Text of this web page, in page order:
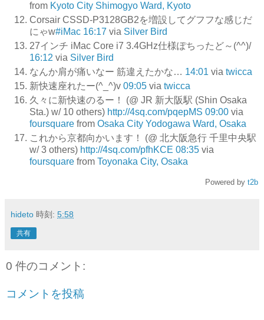
from Kyoto City Shimogyo Ward, Kyoto
Corsair CSSD-P3128GB2を増設してグフフな感じだ
にゃw#iMac 16:17 via Silver Bird
27インチ iMac Core i7 3.4GHz仕様ぽちったど～(^^)/
16:12 via Silver Bird
なんか肩が痛いなー 筋違えたかな… 14:01 via twicca
新快速座れたー(^_^)v 09:05 via twicca
久々に新快速のるー！ (@ JR 新大阪駅 (Shin Osaka
Sta.) w/ 10 others) http://4sq.com/pqepMS 09:00 via
foursquare from Osaka City Yodogawa Ward, Osaka
これから京都向かいます！ (@ 北大阪急行 千里中央駅
w/ 3 others) http://4sq.com/pfhKCE 08:35 via
foursquare from Toyonaka City, Osaka
Powered by t2b
hideto 時刻: 5:58
共有
0 件のコメント:
コメントを投稿